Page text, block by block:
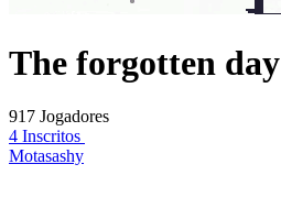
The forgotten day
917 Jogadores
4 Inscritos
Motasashy